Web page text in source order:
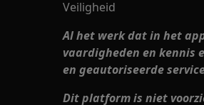
Veiligheid
Al het werk dat in het
vaardigheden en kennis
en geautoriseerde
Dit platform is niet